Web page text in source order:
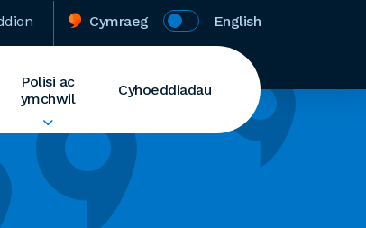
Cymraeg English
Polisi ac
ymchwil
Cyhoeddiadau